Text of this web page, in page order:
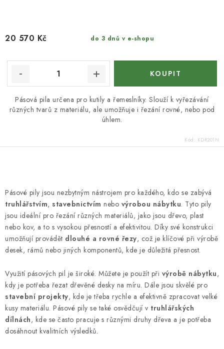
do 3 dnů v e-shopu
20 570 Kč
Pásová pila určena pro kutily a řemeslníky. Slouží k vyřezávání
různých tvarů z materiálu, ale umožňuje i řezání rovné, nebo pod
úhlem.
Kód: KDR201N
v
l
á
d
a
c
í
p
r
v
k
y
Pásové pily jsou nezbytným nástrojem pro každého, kdo se zabývá
truhlářstvím, stavebnictvím nebo výrobou nábytku. Tyto pily
jsou ideální pro řezání různých materiálů, jako jsou dřevo, plast
nebo kov, a to s vysokou přesností a efektivitou. Díky své konstrukci
umožňují provádět dlouhé a rovné řezy, což je klíčové při výrobě
desek, rámů nebo jiných komponentů, kde je důležitá přesnost.
Využití pásových pil je široké. Můžete je použít při výrobě nábytku,
kdy je potřeba řezat dřevěné desky na míru. Dále jsou skvělé pro
stavební projekty, kde je třeba rychle a efektivně zpracovat velké
kusy materiálu. Pásové pily se také osvědčují v truhlářských
dílnách, kde se často pracuje s různými druhy dřeva a je potřeba
dosáhnout kvalitních výsledků.